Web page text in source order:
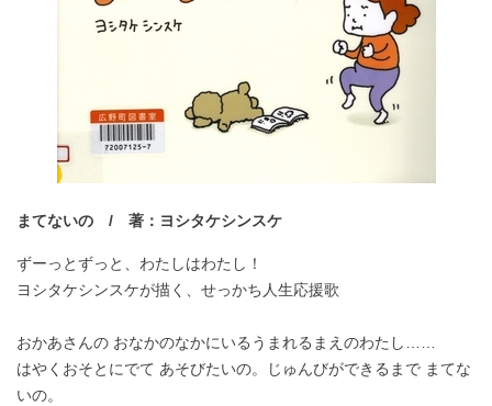
まてないの / 著：ヨシタケシンスケ
ずーっとずっと、わたしはわたし！
ヨシタケシンスケが描く、せっかち人生応援歌
おかあさんの おなかのなかにいるうまれるまえのわたし……
はやくおそとにでて あそびたいの。じゅんびができるまで まてな
いの。